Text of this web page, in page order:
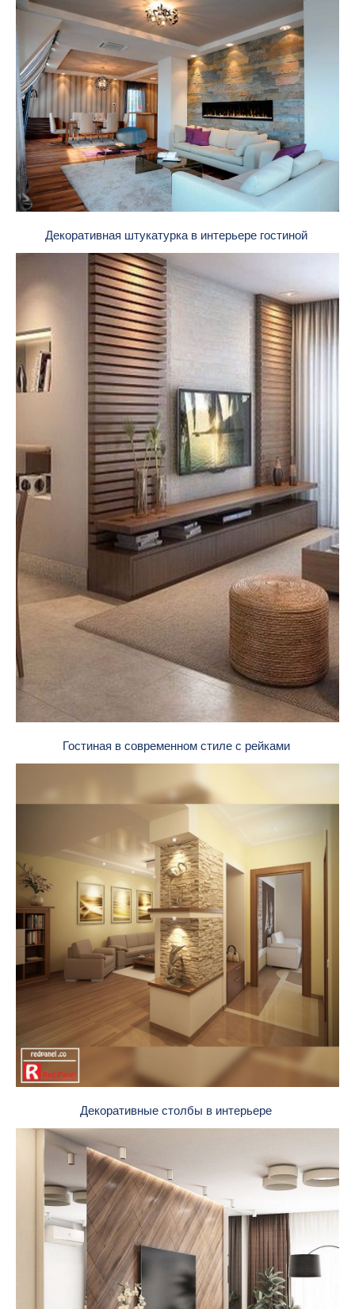
Декоративная штукатурка в интерьере гостиной
Гостиная в современном стиле с рейками
Декоративные столбы в интерьере